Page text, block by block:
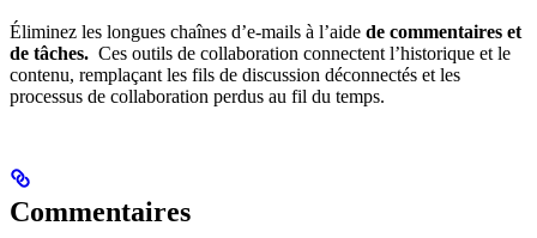
Éliminez les longues chaînes d’e-mails à l’aide de commentaires et
de tâches. Ces outils de collaboration connectent l’historique et le
contenu, remplaçant les fils de discussion déconnectés et les
processus de collaboration perdus au fil du temps.
Commentaires